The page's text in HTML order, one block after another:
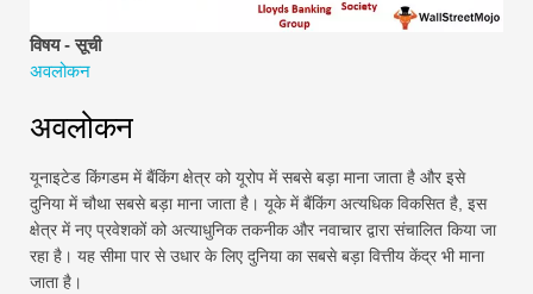
पूर्ण प्रपत्र
जोखिम प्रबंधन ट्यूटोरियल
विषय - सूची
अवलोकन
अवलोकन
यूनाइटेड किंगडम में बैंकिंग क्षेत्र को यूरोप में सबसे बड़ा माना जाता है और इसे
दुनिया में चौथा सबसे बड़ा माना जाता है। यूके में बैंकिंग अत्यधिक विकसित है, इस
क्षेत्र में नए प्रवेशकों को अत्याधुनिक तकनीक और नवाचार द्वारा संचालित किया जा
रहा है। यह सीमा पार से उधार के लिए दुनिया का सबसे बड़ा वित्तीय केंद्र भी माना
जाता है।